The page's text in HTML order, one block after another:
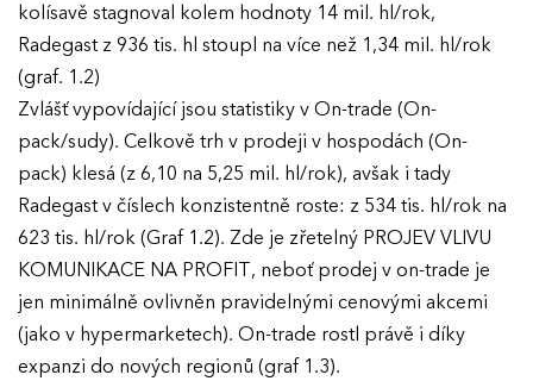
Ročník 2024
Ročník 2022
Ročník 2020
Ročník 2019
Ročník 2018
Ročník 2017
KONTAKTY
kolísavě stagnoval kolem hodnoty 14 mil. hl/rok,
Radegast z 936 tis. hl stoupl na více než 1,34 mil. hl/rok
(graf. 1.2)
Zvlášť vypovídající jsou statistiky v On-trade (On-
pack/sudy). Celkově trh v prodeji v hospodách (On-
pack) klesá (z 6,10 na 5,25 mil. hl/rok), avšak i tady
Radegast v číslech konzistentně roste: z 534 tis. hl/rok na
623 tis. hl/rok (Graf 1.2). Zde je zřetelný PROJEV VLIVU
KOMUNIKACE NA PROFIT, neboť prodej v on-trade je
jen minimálně ovlivněn pravidelnými cenovými akcemi
(jako v hypermarketech). On-trade rostl právě i díky
expanzi do nových regionů (graf 1.3).